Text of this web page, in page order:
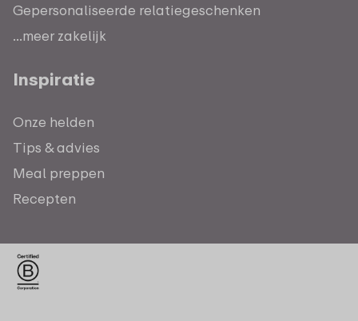
Gepersonaliseerde relatiegeschenken
...meer zakelijk
Inspiratie
Onze helden
Tips & advies
Meal preppen
Recepten